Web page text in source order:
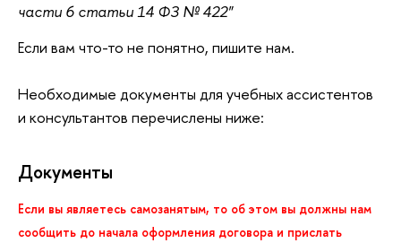
части 6 статьи 14 ФЗ № 422"
Если вам что-то не понятно, пишите нам.
Необходимые документы для учебных ассистентов
и консультантов перечислены ниже:
Документы
Если вы являетесь самозанятым, то об этом вы должны нам
сообщить до начала оформления договора и прислать